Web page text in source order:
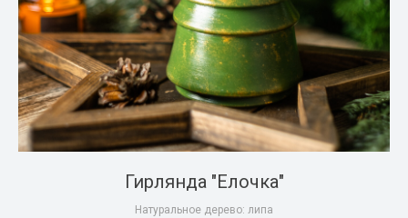
Гирлянда "Елочка"
Натуральное дерево: липа